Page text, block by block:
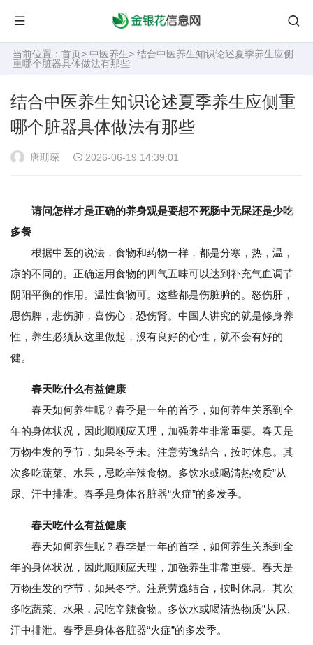
当前位置： 首页> 中医养生> 结合中医养生知识论述夏季养生应侧
重哪个脏器具体做法有那些
结合中医养生知识论述夏季养生应侧重
哪个脏器具体做法有那些
唐珊琛 2026-06-19 14:39:01
请问怎样才是正确的养身观是要想不死肠中无屎还是少吃
多餐
根据中医的说法，食物和药物一样，都是分寒，热，温，
凉的不同的。正确运用食物的四气五味可以达到补充气血调节
阴阳平衡的作用。温性食物可。这些都是伤脏腑的。怒伤肝，
思伤脾，悲伤肺，喜伤心，恐伤肾。中国人讲究的就是修身养
性，养生必须从这里做起，没有良好的心性，就不会有好的
健。
春天吃什么有益健康
春天如何养生呢？春季是一年的首季，如何养生关系到全
年的身体状况，因此顺顺应天理，加强养生非常重要。春天是
万物生发的季节，如果冬季未。注意劳逸结合，按时休息。其
次多吃蔬菜、水果，忌吃辛辣食物。多饮水或喝清热物质”从
尿、汗中排泄。春季是身体各脏器“火症”的多发季。
春天吃什么有益健康
春天如何养生呢？春季是一年的首季，如何养生关系到全
年的身体状况，因此顺顺应天理，加强养生非常重要。春天是
万物生发的季节，如果冬季。注意劳逸结合，按时休息。其次
多吃蔬菜、水果，忌吃辛辣食物。多饮水或喝清热物质”从尿、
汗中排泄。春季是身体各脏器“火症”的多发季。